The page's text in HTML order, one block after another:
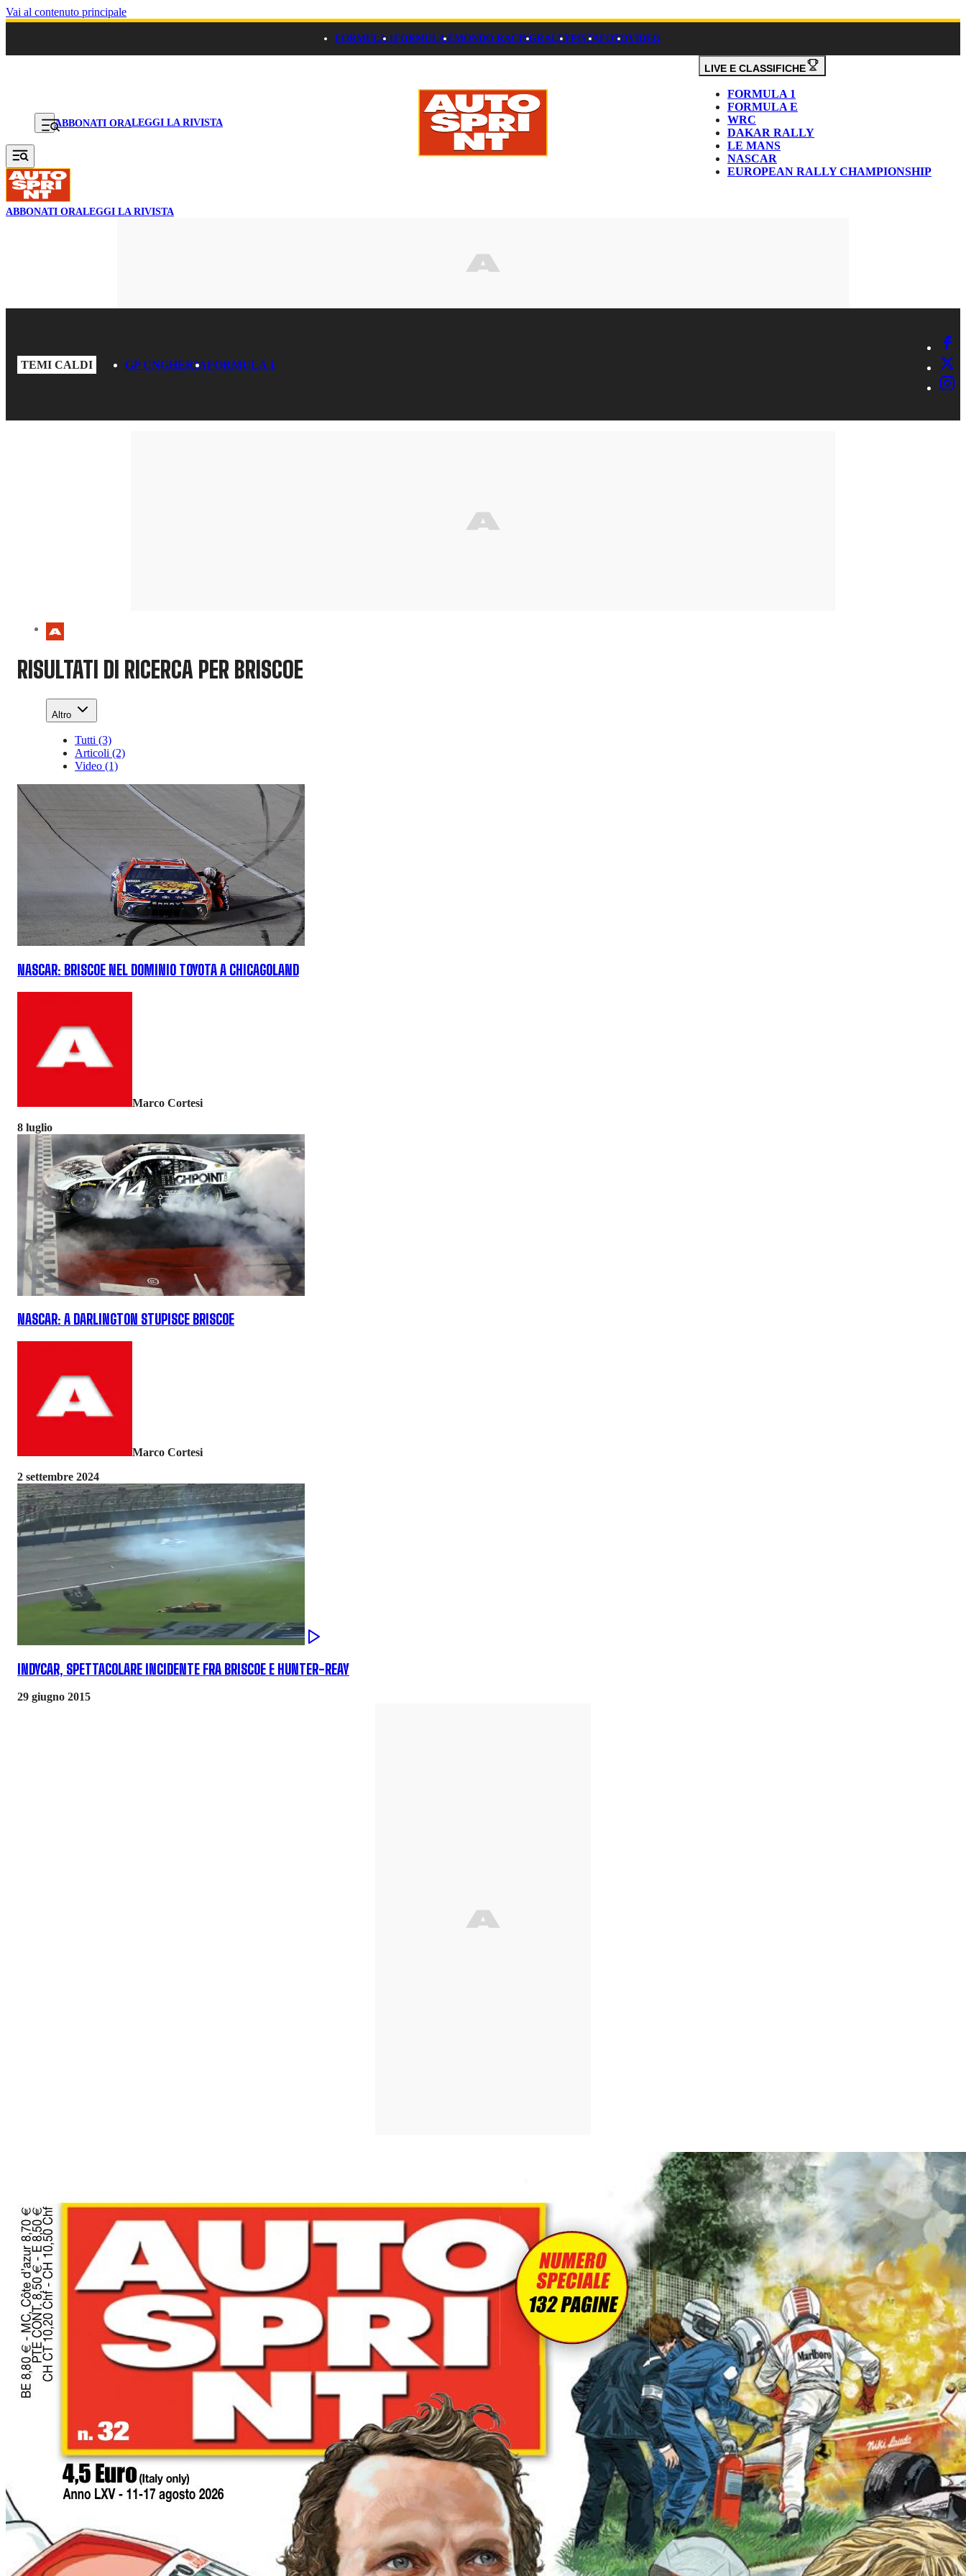
Vai al contenuto principale
FORMULA 1FORMULA EMONDO RACINGRALLYPISTAFOTOVIDEO
ABBONATI ORALEGGI LA RIVISTA
LIVE E CLASSIFICHE
FORMULA 1
FORMULA E
WRC
DAKAR RALLY
LE MANS
NASCAR
EUROPEAN RALLY CHAMPIONSHIP
ABBONATI ORALEGGI LA RIVISTA
TEMI CALDI GP UNGHERIAFORMULA 1
RISULTATI DI RICERCA PER BRISCOE
Altro
Tutti (3)
Articoli (2)
Video (1)
NASCAR: BRISCOE NEL DOMINIO TOYOTA A CHICAGOLAND
Marco Cortesi
8 luglio
NASCAR: A DARLINGTON STUPISCE BRISCOE
Marco Cortesi
2 settembre 2024
INDYCAR, SPETTACOLARE INCIDENTE FRA BRISCOE E HUNTER-REAY
29 giugno 2015